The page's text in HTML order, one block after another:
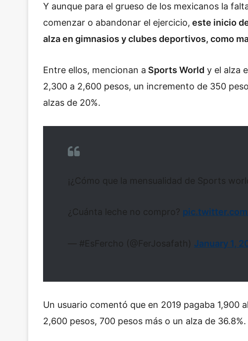
Y aunque para el grueso de los mexicanos la
comenzar o abandonar el ejercicio, este inicio
alza en gimnasios y clubes deportivos, como
Entre ellos, mencionan a Sports World y el alza
2,300 a 2,600 pesos, un incremento de 350
alzas de 20%.
¡¿Cómo que la mensualidad de Sports
¿Cuánta leche no compro?
— #EsFercho (@FerJosafath) January 1,
Un usuario comentó que en 2019 pagaba 1,900
2,600 pesos, 700 pesos más o un alza de 36.8%.